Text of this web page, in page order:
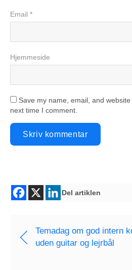
Email *
Hjemmeside
Save my name, email, and
next time I comment.
Del artiklen
Temadag om god intern
uden guitar og lejrbål